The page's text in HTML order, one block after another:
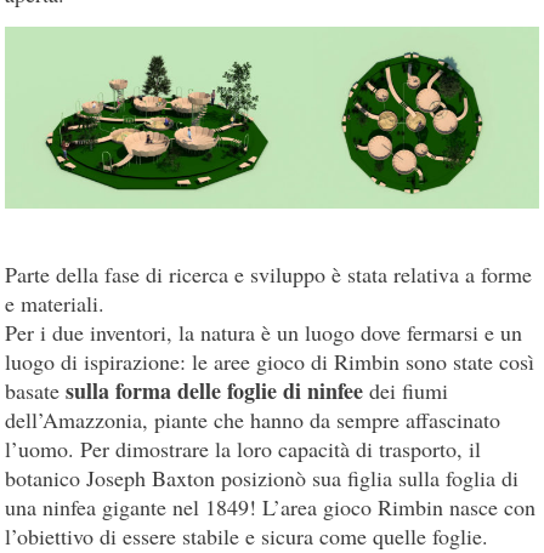
Parte della fase di ricerca e sviluppo è stata relativa a forme
e materiali.
Per i due inventori, la natura è un luogo dove fermarsi e un
luogo di ispirazione: le aree gioco di Rimbin sono state così
basatesulla forma delle foglie di ninfee dei fiumi
dell’Amazzonia, piante che hanno da sempre affascinato
l’uomo. Per dimostrare la loro capacità di trasporto, il
botanico Joseph Baxton posizionò sua figlia sulla foglia di
una ninfea gigante nel 1849! L’area gioco Rimbin nasce con
l’obiettivo di essere stabile e sicura come quelle foglie.